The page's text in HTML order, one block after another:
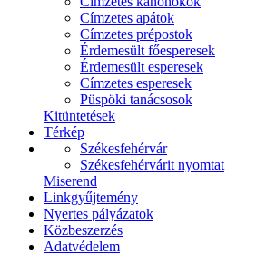
Címzetes apátok
Címzetes prépostok
Érdemesült főesperesek
Érdemesült esperesek
Címzetes esperesek
Püspöki tanácsosok
Kitüntetések
Térkép
Székesfehérvár
Székesfehérvárit nyomtat
Miserend
Linkgyűjtemény
Nyertes pályázatok
Közbeszerzés
Adatvédelem